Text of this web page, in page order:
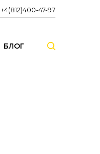
+4(812)400-47-97
БЛОГ